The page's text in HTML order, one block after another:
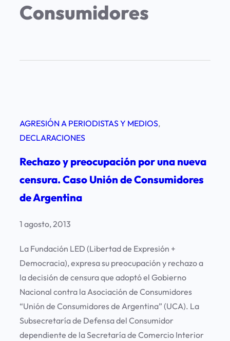
Consumidores
AGRESIÓN A PERIODISTAS Y MEDIOS
DECLARACIONES
Rechazo y preocupación por una nueva
censura. Caso Unión de Consumidores
de Argentina
1 agosto, 2013
La Fundación LED (Libertad de Expresión +
Democracia), expresa su preocupación y rechazo a
la decisión de censura que adoptó el Gobierno
Nacional contra la Asociación de Consumidores
“Unión de Consumidores de Argentina” (UCA). La
Subsecretaría de Defensa del Consumidor
dependiente de la Secretaría de Comercio Interior